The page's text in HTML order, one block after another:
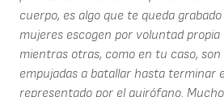
cuerpo, es algo que te queda
mujeres escogen por voluntad
mientras otras, como en tu caso, son
empujadas a batallar hasta terminar
representado por el quirófano.